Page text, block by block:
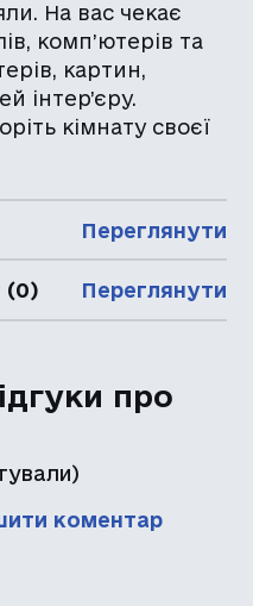
На вас чекає
комп’ютерів та
картин,
інтер’єру.
кімнату своєї
Переглянути
(0) Переглянути
про
коментар